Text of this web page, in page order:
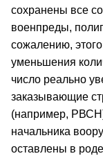
сохранены все
военпреды,
сожалению,
уменьшения
число реально
заказывающие
(например,
начальника
оставлены в